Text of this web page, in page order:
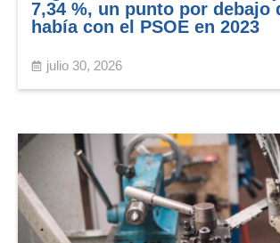
7,34 %, un punto por debajo
había con el PSOE en 2023
julio 30, 2026